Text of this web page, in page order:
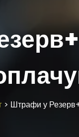
> Штрафи у